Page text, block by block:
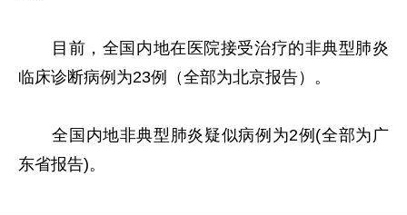
目前，全国内地在医院接受治疗的非典型肺炎
临床诊断病例为23例（全部为北京报告）。
全国内地非典型肺炎疑似病例为2例(全部为广
东省报告)。